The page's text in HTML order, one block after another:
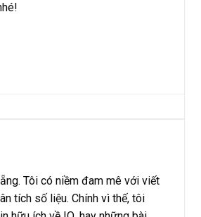
Tôi có niềm đam mê với viết
tích số liệu. Chính vì thế, tôi